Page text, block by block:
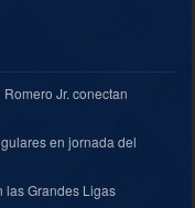
Jr. conectan
en jornada del
las Grandes Ligas